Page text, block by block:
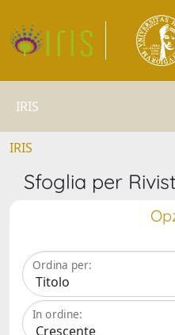
IRIS
IRIS
Sfoglia per
Ordina per:
In ordine: